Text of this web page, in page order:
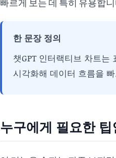
빠르게 보는 데 특히 유용합
한 문장 정의
챗GPT 인터랙티브 차트
시각화해 데이터 흐름을
누구에게 필요한 팁